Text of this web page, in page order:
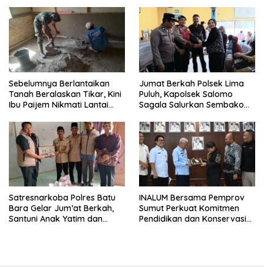
Sebelumnya Berlantaikan
Tanah Beralaskan Tikar, Kini
Ibu Paijem Nikmati Lantai
Satgas TMMD Ke-129 Kodim
0208/Asahan
Jumat Berkah Polsek Lima
Puluh, Kapolsek Salomo
Sagala Salurkan Sembako
Gambus
Satresnarkoba Polres Batu
Bara Gelar Jum’at Berkah,
Santuni Anak Yatim dan
INALUM Bersama Pemprov
Sumut Perkuat Komitmen
Pendidikan dan Konservasi